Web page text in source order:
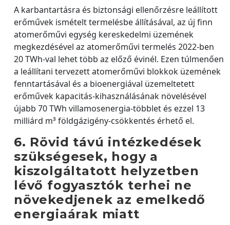
A karbantartásra és biztonsági ellenőrzésre leállított
erőművek ismételt termelésbe állításával, az új finn
atomerőművi egység kereskedelmi üzemének
megkezdésével az atomerőművi termelés 2022-ben
20 TWh-val lehet több az előző évinél. Ezen túlmenően
a leállítani tervezett atomerőművi blokkok üzemének
fenntartásával és a bioenergiával üzemeltetett
erőművek kapacitás-kihasználásának növelésével
újabb 70 TWh villamosenergia-többlet és ezzel 13
milliárd m³ földgázigény-csökkentés érhető el.
6. Rövid távú intézkedések
szükségesek, hogy a
kiszolgáltatott helyzetben
lévő fogyasztók terhei ne
növekedjenek az emelkedő
energiaárak miatt